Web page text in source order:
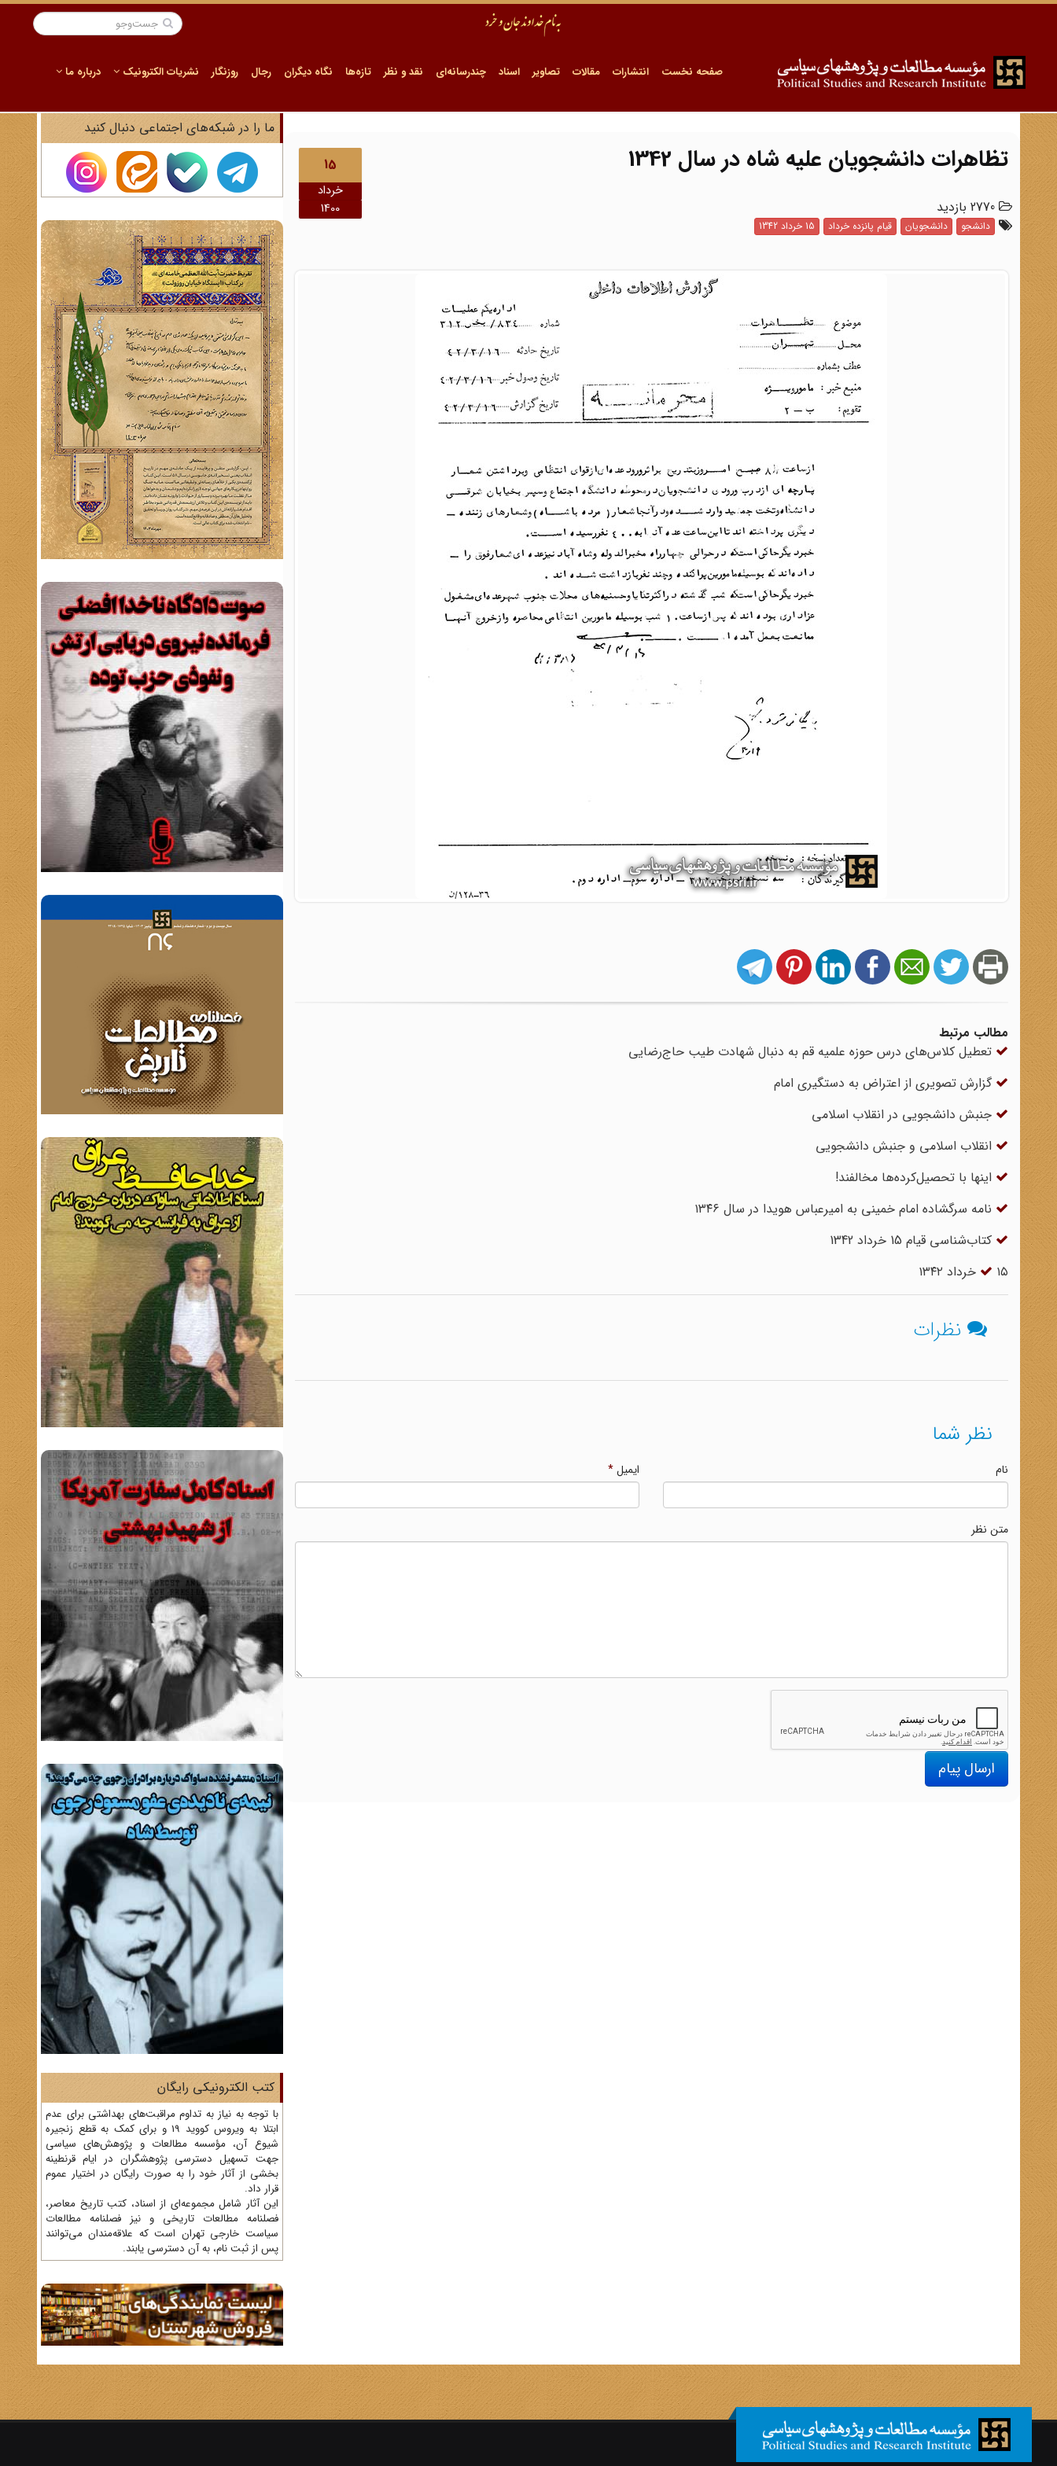
صفحه نخست انتشارات مقالات تصاویر اسناد چندرسانه‌ای نقد و نظر تازه‌ها نگاه دیگران رجال روزنگار نشریات الکترونیک درباره ما
15
خرداد
1400
تظاهرات دانشجویان علیه شاه در سال 1342
دانشجو دانشجویان قیام پانزده خرداد 15 خرداد 1342
مطالب مرتبط
تعطیل کلاس‌های درس حوزه علمیه قم به دنبال شهادت طیب حاج‌رضایی
گزارش تصویری از اعتراض به دستگیری امام
جنبش دانشجویی در انقلاب اسلامی
انقلاب اسلامی و جنبش دانشجویی
اینها با تحصیل‌کرده‌ها مخالفند!
نامه سرگشاده امام خمینی به امیرعباس هویدا در سال ۱۳۴۶
کتاب‌شناسی قیام 15 خرداد 1342
۱۵ خرداد ۱۳۴۲
نظرات
نظر شما
نام ایمیل*
متن نظر
ارسال پیام
ما را در شبکه‌های اجتماعی دنبال کنید
کتب الکترونیکی رایگان
با توجه به نیاز به تداوم مراقبت‌های بهداشتی برای عدم
ابتلا به ویروس کووید 19 و برای کمک به قطع زنجیره
شیوع آن، مؤسسه مطالعات و پژوهش‌های سیاسی
جهت تسهیل دسترسی پژوهشگران در ایام قرنطینه
بخشی از آثار خود را به صورت رایگان در اختیار عموم
قرار داد.
این آثار شامل مجموعه‌ای از اسناد، کتب تاریخ معاصر،
فصلنامه‌ مطالعات تاریخی و نیز فصلنامه مطالعات
سیاست خارجی تهران است که علاقه‌مندان می‌توانند
پس از ثبت نام، به آن دسترسی یابند.